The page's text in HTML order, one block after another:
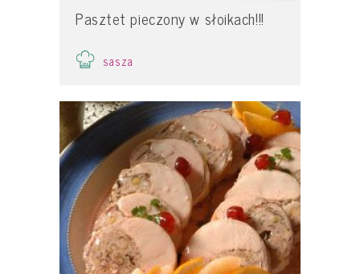
Pasztet pieczony w słoikach!!!
sasza